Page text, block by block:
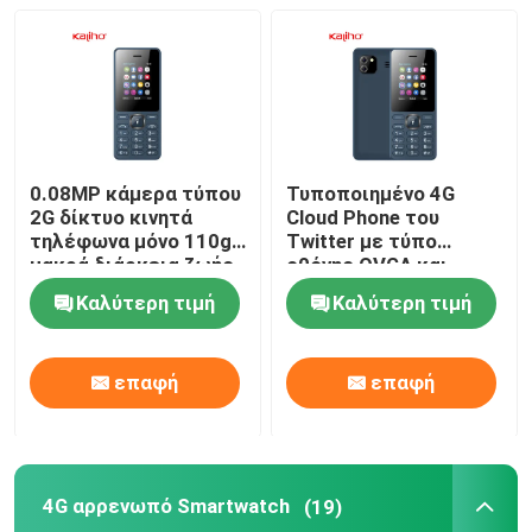
Έξυπνο ρολόι 4G
Τηλεφώνημα 4G
4G αρρενωπό Smartwatch
Έξυπνο ρολόι ECG
Αδιάβροχο έξυπνο ρολόι
Πίεση του αίματος Smartwatch
0.08MP κάμερα τύπου
2G δίκτυο κινητά
τηλέφωνα μόνο 110g
μακρά διάρκεια ζωής
μπαταρίας
Καλύτερη τιμή
επαφή
Τυποποιημένο 4G
Cloud Phone του
Twitter με τύπο
οθόνης QVGA και
Unisoc T107 Chipset
Καλύτερη τιμή
επαφή
4G αρρενωπό Smartwatch (19)